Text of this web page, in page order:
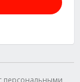
персональными